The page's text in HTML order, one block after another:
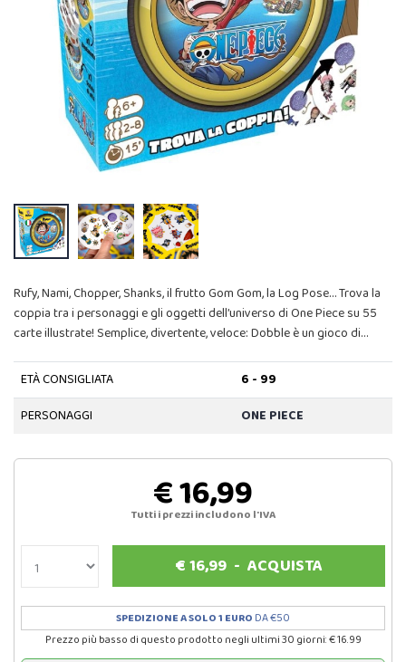
Rufy, Nami, Chopper, Shanks, il frutto Gom Gom, la Log Pose… Trova la
coppia tra i personaggi e gli oggetti dell’universo di One Piece su 55
carte illustrate! Semplice, divertente, veloce: Dobble è un gioco di…
ETÀ CONSIGLIATA
6 - 99
PERSONAGGI
ONE PIECE
€ 16,99
Tutti i prezzi includono l'IVA
€16,99- ACQUISTA
SPEDIZIONE A SOLO 1 EURO DA €50
Prezzo più basso di questo prodotto negli ultimi 30 giorni: € 16.99